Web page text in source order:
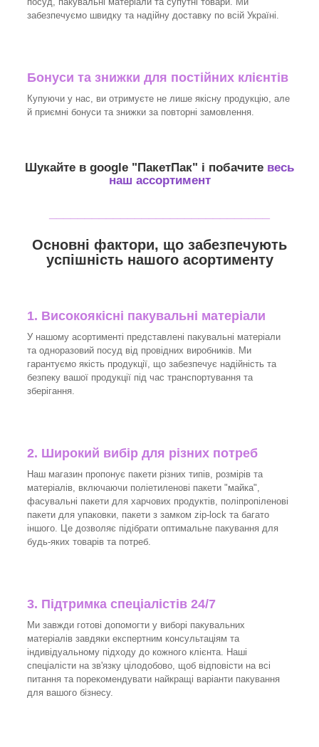
забезпечуємо швидку та надійну доставку по всій Україні.
Бонуси та знижки для постійних клієнтів
Купуючи у нас, ви отримуєте не лише якісну продукцію, але
й приємні бонуси та знижки за повторні замовлення.
Шукайте в google "ПакетПак" і побачите весь
наш ассортимент
Основні фактори, що забезпечують
успішність нашого асортименту
1. Високоякісні пакувальні матеріали
У нашому асортименті представлені пакувальні матеріали
та одноразовий посуд від провідних виробників. Ми
гарантуємо якість продукції, що забезпечує надійність та
безпеку вашої продукції під час транспортування та
зберігання.
2. Широкий вибір для різних потреб
Наш магазин пропонує пакети різних типів, розмірів та
матеріалів, включаючи поліетиленові пакети "майка",
фасувальні пакети для харчових продуктів, поліпропіленові
пакети для упаковки, пакети з замком zip-lock та багато
іншого. Це дозволяє підібрати оптимальне пакування для
будь-яких товарів та потреб.
3. Підтримка спеціалістів 24/7
Ми завжди готові допомогти у виборі пакувальних
матеріалів завдяки експертним консультаціям та
індивідуальному підходу до кожного клієнта. Наші
спеціалісти на зв'язку цілодобово, щоб відповісти на всі
питання та порекомендувати найкращі варіанти пакування
для вашого бізнесу.